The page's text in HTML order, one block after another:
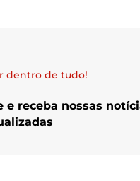
dentro de tudo!
e receba nossas